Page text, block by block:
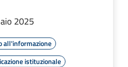
2025
all'informazione
istituzionale